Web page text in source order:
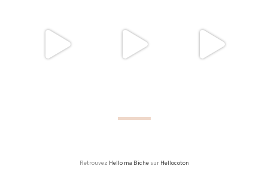
Retrouvez Hello ma Bichesur Hellocoton